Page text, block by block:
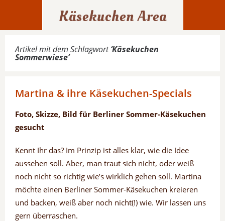
Käsekuchen Area
Artikel mit dem Schlagwort‘Käsekuchen
Sommerwiese’
Martina & ihre Käsekuchen-Specials
Foto, Skizze, Bild für Berliner Sommer-Käsekuchen
gesucht
Kennt Ihr das? Im Prinzip ist alles klar, wie die Idee
aussehen soll. Aber, man traut sich nicht, oder weiß
noch nicht so richtig wie’s wirklich gehen soll. Martina
möchte einen Berliner Sommer-Käsekuchen kreieren
und backen, weiß aber noch nicht(!) wie. Wir lassen uns
gern überraschen.